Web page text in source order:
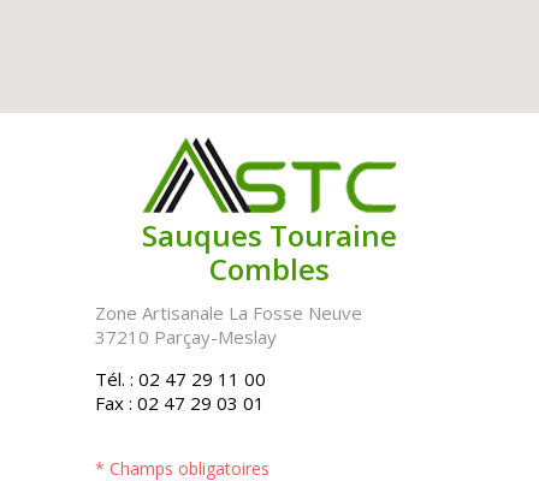
Sauques Touraine
Combles
Zone Artisanale La Fosse Neuve
37210 Parçay-Meslay
Tél. : 02 47 29 11 00
Fax : 02 47 29 03 01
* Champs obligatoires